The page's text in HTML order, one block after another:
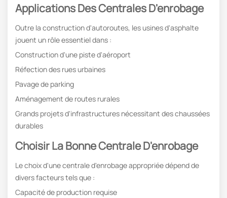
Applications Des Centrales D'enrobage
Outre la construction d'autoroutes, les usines d'asphalte
jouent un rôle essentiel dans :
Construction d'une piste d'aéroport
Réfection des rues urbaines
Pavage de parking
Aménagement de routes rurales
Grands projets d'infrastructures nécessitant des chaussées
durables
Choisir La Bonne Centrale D'enrobage
Le choix d'une centrale d'enrobage appropriée dépend de
divers facteurs tels que :
Capacité de production requise